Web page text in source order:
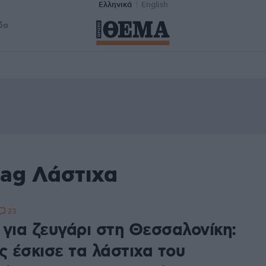
Ελληνικά English
Λάστιχα
ζευγάρι στη Θεσσαλονίκη:
έσκισε τα λάστιχα του
23